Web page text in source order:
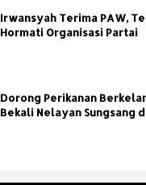
Irwansyah Terima PAW,
Hormati Organisasi Partai
Dorong Perikanan
Bekali Nelayan Sungsang